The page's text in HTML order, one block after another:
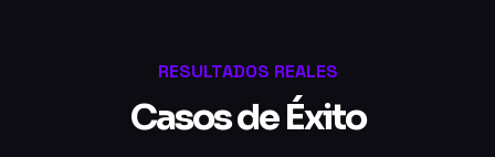
RESULTADOS REALES
Casos de Éxito